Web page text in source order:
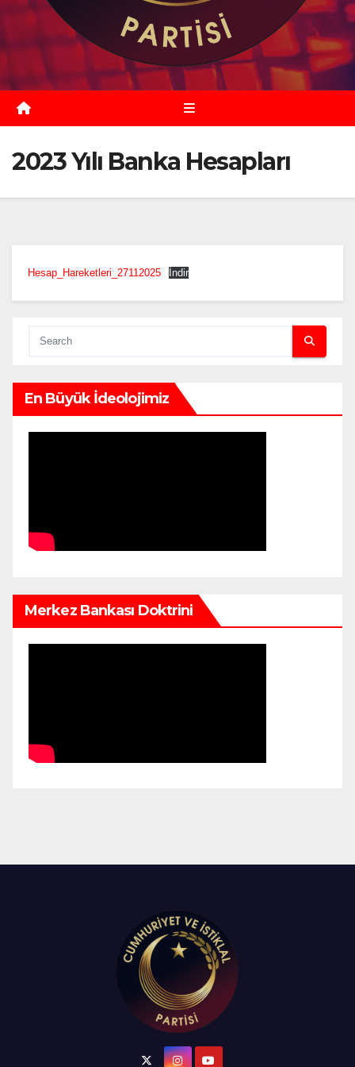
2023 Yılı Banka Hesapları
Hesap_Hareketleri_27112025 İndir
En Büyük İdeolojimiz
Merkez Bankası Doktrini